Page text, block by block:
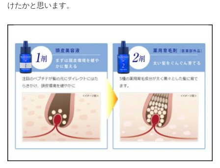
けたかと思います。